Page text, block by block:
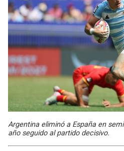
Argentina eliminó a España en
año seguido al partido decisivo.